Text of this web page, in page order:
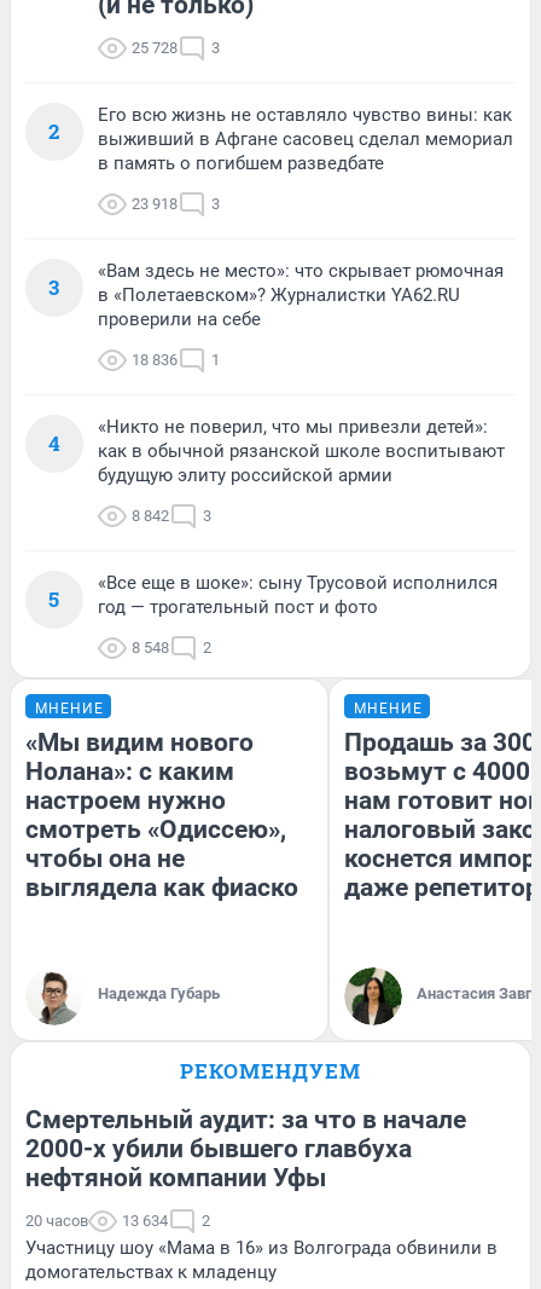
25 728 3
2
Его всю жизнь не оставляло чувство вины: как
выживший в Афгане сасовец сделал мемориал
в память о погибшем разведбате
23 918 3
3
«Вам здесь не место»: что скрывает рюмочная
в «Полетаевском»? Журналистки YA62.RU
проверили на себе
18 836 1
4
«Никто не поверил, что мы привезли детей»:
как в обычной рязанской школе воспитывают
будущую элиту российской армии
8 842 3
5
«Все еще в шоке»: сыну Трусовой исполнился
год — трогательный пост и фото
8 548 2
МНЕНИЕ
«Мы видим нового
Нолана»: с каким
настроем нужно
смотреть «Одиссею»,
чтобы она не
выглядела как фиаско
Надежда Губарь
МНЕНИЕ
Продашь за
возьмут с
нам готовит
налоговый
коснется
даже
Анастасия
РЕКОМЕНДУЕМ
Смертельный аудит: за что в начале
2000-х убили бывшего главбуха
нефтяной компании Уфы
20 часов 13 634 2
Участницу шоу «Мама в 16» из Волгограда обвинили в
домогательствах к младенцу